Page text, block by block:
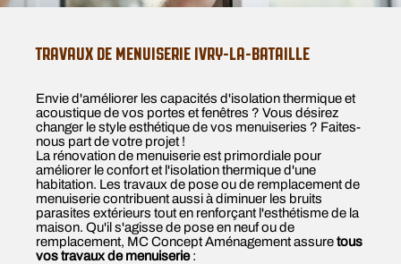
TRAVAUX DE MENUISERIE IVRY-LA-BATAILLE
Envie d'améliorer les capacités d'isolation thermique et
acoustique de vos portes et fenêtres ? Vous désirez
changer le style esthétique de vos menuiseries ? Faites-
nous part de votre projet !
La rénovation de menuiserie est primordiale pour
améliorer le confort et l'isolation thermique d'une
habitation. Les travaux de pose ou de remplacement de
menuiserie contribuent aussi à diminuer les bruits
parasites extérieurs tout en renforçant l'esthétisme de la
maison. Qu'il s'agisse de pose en neuf ou de
remplacement, MC Concept Aménagement assuretous
vos travaux de menuiserie: